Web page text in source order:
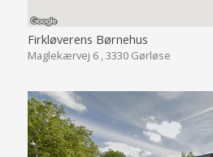
Firkløverens Børnehus
Maglekærvej 6 , 3330 Gørløse